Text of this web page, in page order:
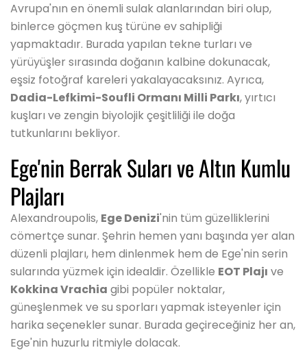
Avrupa'nın en önemli sulak alanlarından biri olup,
binlerce göçmen kuş türüne ev sahipliği
yapmaktadır. Burada yapılan tekne turları ve
yürüyüşler sırasında doğanın kalbine dokunacak,
eşsiz fotoğraf kareleri yakalayacaksınız. Ayrıca,
Dadia-Lefkimi-Soufli Ormanı Milli Parkı, yırtıcı
kuşları ve zengin biyolojik çeşitliliği ile doğa
tutkunlarını bekliyor.
Ege'nin Berrak Suları ve Altın Kumlu
Plajları
Alexandroupolis, Ege Denizi'nin tüm güzelliklerini
cömertçe sunar. Şehrin hemen yanı başında yer alan
düzenli plajları, hem dinlenmek hem de Ege'nin serin
sularında yüzmek için idealdir. Özellikle EOT Plajı ve
Kokkina Vrachia gibi popüler noktalar,
güneşlenmek ve su sporları yapmak isteyenler için
harika seçenekler sunar. Burada geçireceğiniz her an,
Ege'nin huzurlu ritmiyle dolacak.